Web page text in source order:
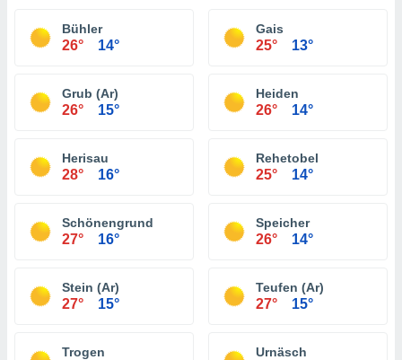
Bühler
26° 14°
Gais
25° 13°
Grub (Ar)
26° 15°
Heiden
26° 14°
Herisau
28° 16°
Rehetobel
25° 14°
Schönengrund
27° 16°
Speicher
26° 14°
Stein (Ar)
27° 15°
Teufen (Ar)
27° 15°
Trogen Urnäsch